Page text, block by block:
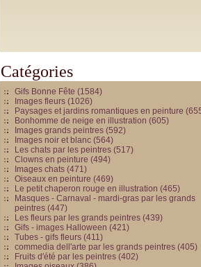
Catégories
Gifs Bonne Fête (1584)
Images fleurs (1026)
Paysages et jardins romantiques en peinture
Bonhomme de neige en illustration (605)
Images grands peintres (592)
Images noir et blanc (564)
Les chats par les peintres (517)
Clowns en peinture (494)
Images chats (471)
Oiseaux en peinture (469)
Le petit chaperon rouge en illustration (465)
Masques - Carnaval - mardi-gras par les grands
peintres (447)
Les fleurs par les grands peintres (439)
Gifs - images Halloween (421)
Tubes - gifs fleurs (411)
commedia dell'arte par les grands peintres (405)
Fruits d'été par les peintres (402)